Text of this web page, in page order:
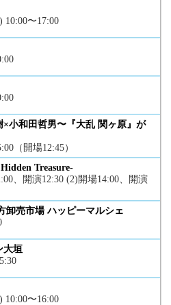
10:00〜17:00
小和田哲男〜『大乱 関ヶ原』が
（開場12:45）
Treasure-
、開演12:30 (2)開場14:00、開演
卸売市場 ハッピーマルシェ
大垣
10:00〜16:00